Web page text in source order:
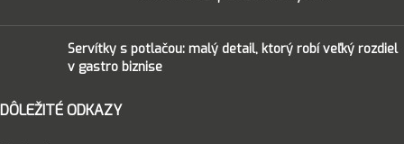
Servítky s potlačou: malý detail, ktorý robí veľký rozdiel
v gastro biznise
DÔLEŽITÉ ODKAZY